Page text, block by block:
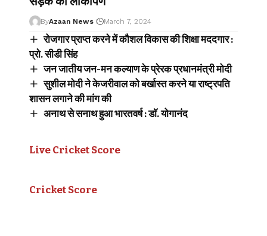
ByAzaan News March 7, 2024
रोजगार प्राप्त करने में कौशल विकास की शिक्षा मददगार :
प्रो. सीडी सिंह
जन जातीय जन-मन कल्याण के प्रेरक प्रधानमंत्री मोदी
सुशील मोदी ने केजरीवाल को बर्खास्त करने या राष्ट्रपति
शासन लगाने की मांग की
अनाथ से सनाथ हुआ भारतवर्ष : डाॅ. योगानंद
Live Cricket Score
Cricket Score